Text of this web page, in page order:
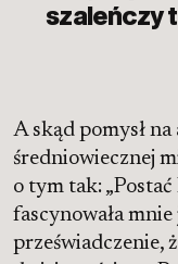
szaleńczy
A skąd pomysł
średniowiecznej
o tym tak:
fascynowała
przeświadczenie,